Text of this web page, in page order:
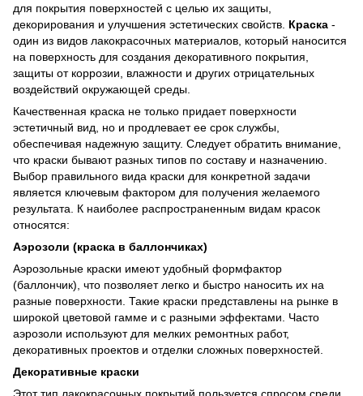
для покрытия поверхностей с целью их защиты,
декорирования и улучшения эстетических свойств. Краска -
один из видов лакокрасочных материалов, который наносится
на поверхность для создания декоративного покрытия,
защиты от коррозии, влажности и других отрицательных
воздействий окружающей среды.
Качественная краска не только придает поверхности
эстетичный вид, но и продлевает ее срок службы,
обеспечивая надежную защиту. Следует обратить внимание,
что краски бывают разных типов по составу и назначению.
Выбор правильного вида краски для конкретной задачи
является ключевым фактором для получения желаемого
результата. К наиболее распространенным видам красок
относятся:
Аэрозоли (краска в баллончиках)
Аэрозольные краски имеют удобный формфактор
(баллончик), что позволяет легко и быстро наносить их на
разные поверхности. Такие краски представлены на рынке в
широкой цветовой гамме и с разными эффектами. Часто
аэрозоли используют для мелких ремонтных работ,
декоративных проектов и отделки сложных поверхностей.
Декоративные краски